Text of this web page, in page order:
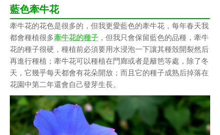
藍色牽牛花
牽牛花的花色是很多的，但我更愛藍色的牽牛花，每年春天我
都會種植很多牽牛花的種子 ，但我只會保留藍色的品種，牽牛
花的種子很硬，種植前必須要用水浸泡一下讓其種殼開裂然后
再進行種植；牽牛花可以種植在門廊或者是籬笆等處，除了冬
天，它幾乎每天都會有花朵開放；而且它的種子成熟后掉落在
花園中第二年還會自己發芽生長。